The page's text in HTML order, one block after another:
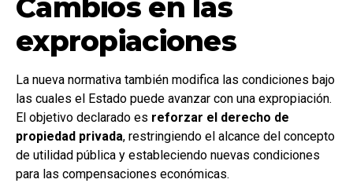
expropiaciones
La nueva normativa también modifica las condiciones bajo
las cuales el Estado puede avanzar con una expropiación.
El objetivo declarado es reforzar el derecho de
propiedad privada, restringiendo el alcance del concepto
de utilidad pública y estableciendo nuevas condiciones
para las compensaciones económicas.